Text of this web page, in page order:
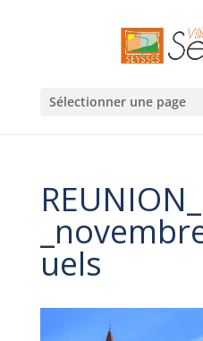
Sélectionner une page
uels